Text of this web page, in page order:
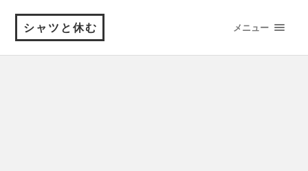
シャツと休む メニュー